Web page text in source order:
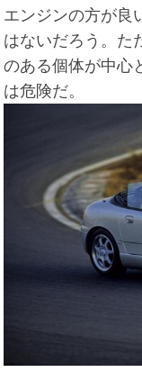
エンジンの方が良
はないだろう。た
のある個体が中心
は危険だ。